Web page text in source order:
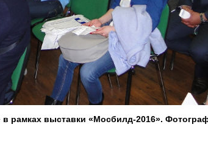
рамках выставки «Мосбилд-2016».